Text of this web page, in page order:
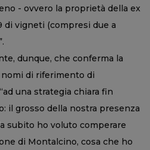
- ovvero la proprietà della ex
di vigneti (compresi due a
dunque, che conferma la
di riferimento di
una strategia chiara fin
il grosso della nostra presenza
subito ho voluto comperare
di Montalcino, cosa che ho